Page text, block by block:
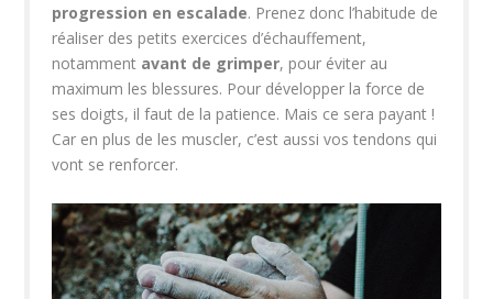
progression en escalade. Prenez donc l’habitude de
réaliser des petits exercices d’échauffement,
notamment avant de grimper, pour éviter au
maximum les blessures. Pour développer la force de
ses doigts, il faut de la patience. Mais ce sera payant !
Car en plus de les muscler, c’est aussi vos tendons qui
vont se renforcer.